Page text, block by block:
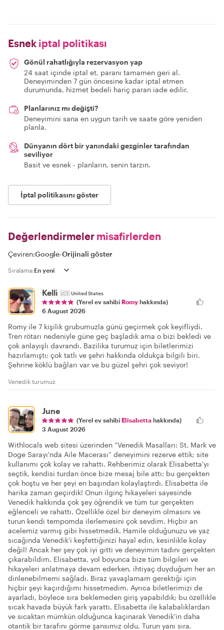
Esnek iptal politikası
Gönül rahatlığıyla rezervasyon yap
24 saat içinde iptal et, paranı tamamen geri al.
Deneyiminden 7 gün öncesine kadar iptal etmen
durumunda, hizmet bedeli hariç paran iade edilir.
Planlarınız mı değişti?
Deneyimini sana en uygun tarih ve saate göre yeniden
planla.
Dünyanın dört bir yanındaki gezginler tarafından
seviliyor
Basit ve esnek - planların, senin tarzın.
İptal politikasını göster
Değerlendirmeler misafirlerden
Çeviren:Google-Orijinali göster
Sıralama:
Kelli 🇺🇸United States
(Yerel ev sahibi Romy hakkında)
6 August 2026
Romy ile 7 kişilik grubumuzla günü geçirmek çok keyifliydi.
Tren rötarı nedeniyle güne geç başladık ama o bizi bekledi ve
çok anlayışlı davrandı. Bazilika turumuz için biletlerimizi
hazırlamıştı; çok tatlı ve şehri hakkında oldukça bilgili biri.
Şehrine köklü bağları var ve bu güzel şehri çok seviyor!
Venedik turumuz
June
(Yerel ev sahibi Elisabetta hakkında)
3 August 2026
Withlocals web sitesi üzerinden “Venedik Masalları: St. Mark ve
Doge Sarayı'nda Aile Macerası” deneyimini rezerve ettik; site
kullanımı çok kolay ve rahattı. Rehberimiz olarak Elisabetta'yı
seçtik, kendisi turdan önce bize mesaj bile attı; bu gerçekten
çok hoştu ve her şeyi en başından kolaylaştırdı. Elisabetta ile
harika zaman geçirdik! Onun ilginç hikayeleri sayesinde
Venedik hakkında çok şey öğrendik ve tüm tur gerçekten
eğlenceli ve rahattı. Özellikle özel bir deneyim olmasını ve
turun kendi tempomda ilerlemesini çok sevdim. Hiçbir an
acelemiz varmış gibi hissetmedik. Hamile olduğunuzu ve yaz
sıcağında Venedik'i keşfettiğinizi hayal edin, kesinlikle kolay
değil! Ancak her şey çok iyi gitti ve deneyimin tadını gerçekten
çıkarabildim. Elisabetta, yol boyunca bize tüm bilgileri ve
hikayeleri anlatmaya devam ederken, ihtiyaç duyduğum her an
dinlenebilmemi sağladı. Biraz yavaşlamam gerektiği için
hiçbir şeyi kaçırdığımı hissetmedim. Ayrıca biletlerimizi de
ayarladı, böylece sıra beklemeden giriş yapabildik; bu özellikle
sıcak havada büyük fark yarattı. Elisabetta ile kalabalıklardan
ve sıcaktan mümkün olduğunca kaçınarak Venedik'in daha
otantik bir tarafını görme şansımız oldu. Turun yanı sıra,